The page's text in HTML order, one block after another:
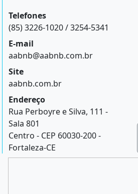
Telefones
(85) 3226-1020 / 3254-5341
E-mail
aabnb@aabnb.com.br
Site
aabnb.com.br
Endereço
Rua Perboyre e Silva, 111 -
Sala 801
Centro - CEP 60030-200 -
Fortaleza-CE